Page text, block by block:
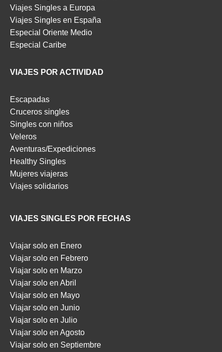
Viajes Singles a Europa
Viajes Singles en España
Especial Oriente Medio
Especial Caribe
VIAJES POR ACTIVIDAD
Escapadas
Cruceros singles
Singles con niños
Veleros
Aventuras/Expediciones
Healthy Singles
Mujeres viajeras
Viajes solidarios
VIAJES SINGLES POR FECHAS
Viajar solo en Enero
Viajar solo en Febrero
Viajar solo en Marzo
Viajar solo en Abril
Viajar solo en Mayo
Viajar solo en Junio
Viajar solo en Julio
Viajar solo en Agosto
Viajar solo en Septiembre